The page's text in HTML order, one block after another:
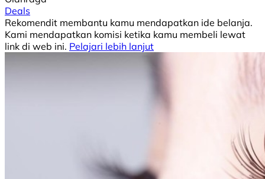
Deals
Rekomendit membantu kamu mendapatkan ide belanja.
Kami mendapatkan komisi ketika kamu membeli lewat
link di web ini. Pelajari lebih lanjut